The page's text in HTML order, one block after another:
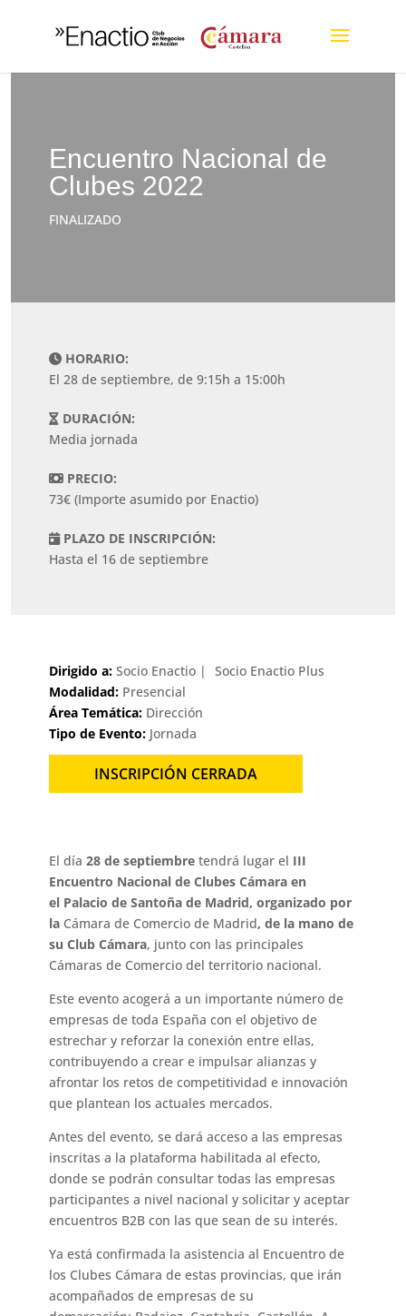
Encuentro Nacional de
Clubes 2022
FINALIZADO
HORARIO:
El 28 de septiembre, de 9:15h a 15:00h
DURACIÓN:
Media jornada
PRECIO:
73€ (Importe asumido por Enactio)
PLAZO DE INSCRIPCIÓN:
Hasta el 16 de septiembre
Dirigido a: Socio Enactio
Socio Enactio Plus
Modalidad: Presencial
Área Temática: Dirección
Tipo de Evento: Jornada
INSCRIPCIÓN CERRADA
El día28 de septiembretendrá lugar el III
Encuentro Nacional de Clubes Cámara en
el Palacio de Santoña de Madrid, organizado por
la Cámara de Comercio de Madrid, de la mano de
suClub Cámara, junto con las principales
Cámaras de Comercio del territorio nacional.
Este evento acogerá a un importante número de
empresas de toda España con el objetivo de
estrechar y reforzar la conexión entre ellas,
contribuyendo a crear e impulsar alianzas y
afrontar los retos de competitividad e innovación
que plantean los actuales mercados.
Antes del evento, se dará acceso a las empresas
inscritas a la plataforma habilitada al efecto,
donde se podrán consultar todas las empresas
participantes a nivel nacional y solicitar y aceptar
encuentros B2B con las que sean de su interés.
Ya está confirmada la asistencia al Encuentro de
los Clubes Cámara de estas provincias, que irán
acompañados de empresas de su